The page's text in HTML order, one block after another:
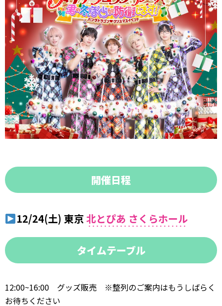
開催日程
12/24(土) 東京北とぴあ さくらホール
タイムテーブル
12:00~16:00 グッズ販売 ※整列のご案内はもうしばらく
お待ちください